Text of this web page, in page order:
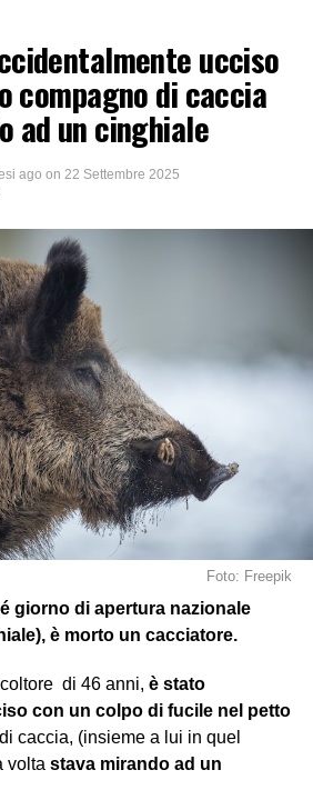
ucciso
compagno di caccia
ad un cinghiale
ago on 22 Settembre 2025
Foto: Freepik
giorno di apertura nazionale
è morto un cacciatore.
di 46 anni, è stato
con un colpo di fucile nel petto
di caccia, (insieme a lui in quel
volta stava mirando ad un